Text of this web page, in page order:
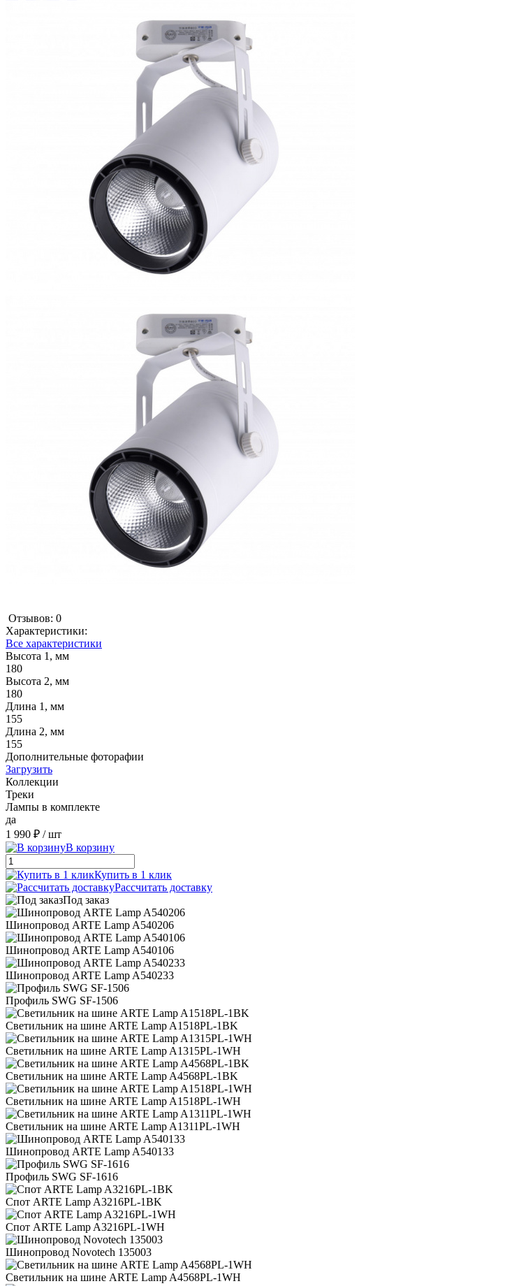
Отзывов: 0
Характеристики:
Все характеристики
Высота 1, мм
180
Высота 2, мм
180
Длина 1, мм
155
Длина 2, мм
155
Дополнительные фоторафии
Загрузить
Коллекции
Треки
Лампы в комплекте
да
1 990 ₽ / шт
В корзину
Купить в 1 клик
Рассчитать доставку
Под заказ
Шинопровод ARTE Lamp A540206
Шинопровод ARTE Lamp A540106
Шинопровод ARTE Lamp A540233
Профиль SWG SF-1506
Светильник на шине ARTE Lamp A1518PL-1BK
Светильник на шине ARTE Lamp A1315PL-1WH
Светильник на шине ARTE Lamp A4568PL-1BK
Светильник на шине ARTE Lamp A1518PL-1WH
Светильник на шине ARTE Lamp A1311PL-1WH
Шинопровод ARTE Lamp A540133
Профиль SWG SF-1616
Спот ARTE Lamp A3216PL-1BK
Спот ARTE Lamp A3216PL-1WH
Шинопровод Novotech 135003
Светильник на шине ARTE Lamp A4568PL-1WH